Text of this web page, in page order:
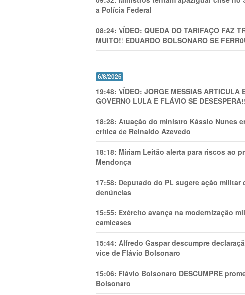
a Polícia Federal
08:24: VÍDEO: QUEDA DO TARIFAÇO FAZ
MUITO!! EDUARDO BOLSONARO SE
6/8/2026
19:48: VÍDEO: JORGE MESSIAS ARTICULA
GOVERNO LULA E FLÁVIO SE DESESPERA!!
18:28: Atuação do ministro Kássio Nunes
crítica de Reinaldo Azevedo
18:18: Míriam Leitão alerta para riscos ao
Mendonça
17:58: Deputado do PL sugere ação militar
denúncias
15:55: Exército avança na modernização
camicases
15:44: Alfredo Gaspar descumpre
vice de Flávio Bolsonaro
15:06: Flávio Bolsonaro DESCUMPRE
Bolsonaro